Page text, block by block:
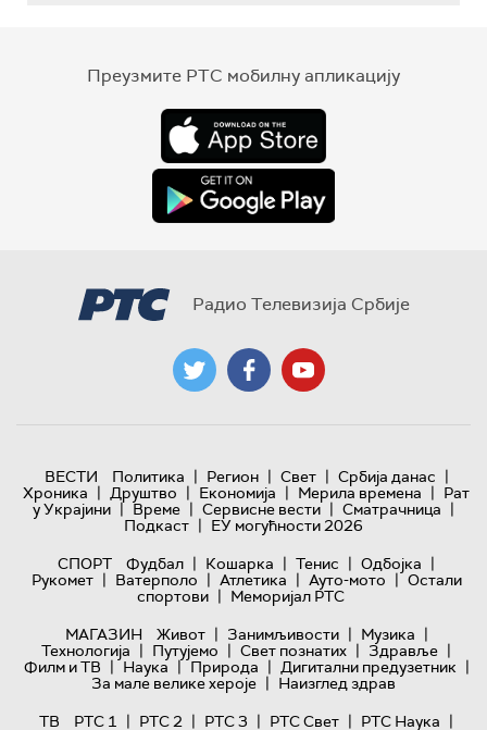
Преузмите РТС мобилну апликацију
Радио Телевизија Србије
ВЕСТИ Политика | Регион | Свет | Србија данас |
Хроника | Друштво | Економија | Мерила времена | Рат
у Украјини | Време | Сервисне вести | Сматрачница |
Подкаст | ЕУ могућности 2026
СПОРТ
Фудбал | Кошарка | Тенис | Одбојка |
Рукомет | Ватерполо | Атлетика | Ауто-мото | Остали
спортови | Меморијал РТС
МАГАЗИН
Живот | Занимљивости | Музика |
Технологијa | Путујемо | Свет познатих | Здравље |
Филм и ТВ | Наука | Природа | Дигитални предузетник |
За мале велике хероје | Наизглед здрав
ТВ
РТС 1 | РТС 2 | РТС 3 | РТС Свет | РТС Наука |